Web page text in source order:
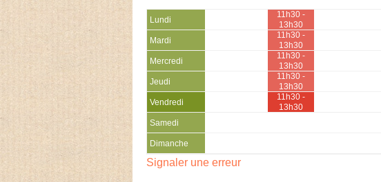
Lundi
11h30 -
13h30
Mardi
11h30 -
13h30
Mercredi
11h30 -
13h30
Jeudi
11h30 -
13h30
Vendredi
11h30 -
13h30
Samedi
Dimanche
Signaler une erreur